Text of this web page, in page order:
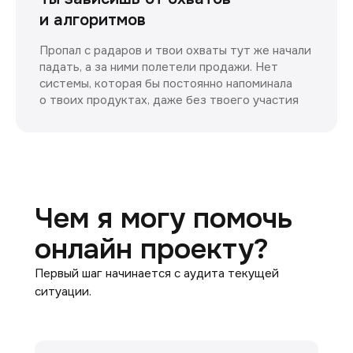
и алгоритмов
Пропал с радаров и твои охваты тут же начали
падать, а за ними полетели продажи. Нет
системы, которая бы постоянно напоминала
о твоих продуктах, даже без твоего участия
Чем я могу помочь
онлайн проекту?
Первый шаг начинается с аудита текущей
ситуации.